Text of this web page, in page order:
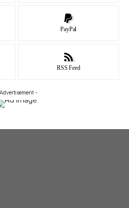
PayPal
RSS Feed
-